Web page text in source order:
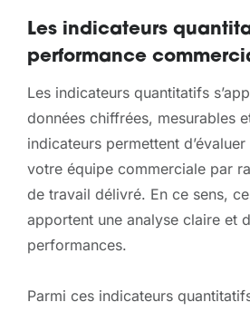
Les indicateurs
performance
Les indicateurs quantitatifs
données chiffrées, mesurables
indicateurs permettent
votre équipe commerciale par
de travail délivré. En ce sens,
apportent une analyse claire et
performances.
Parmi ces indicateurs